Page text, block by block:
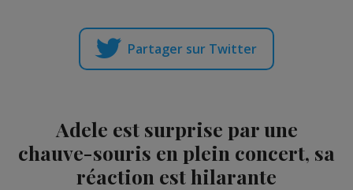
Partager sur Twitter
Adele est surprise par une
chauve-souris en plein concert, sa
réaction est hilarante